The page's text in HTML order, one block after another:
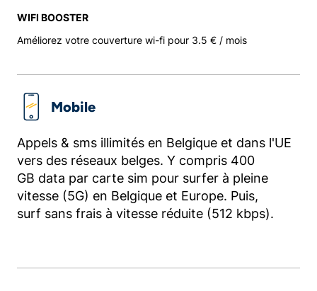
WIFI BOOSTER
Améliorez votre couverture wi-fi pour 3.5 € / mois
Mobile
Appels & sms illimités en Belgique et dans l'UE
vers des réseaux belges. Y compris 400
GB data par carte sim pour surfer à pleine
vitesse (5G) en Belgique et Europe. Puis,
surf sans frais à vitesse réduite (512 kbps).